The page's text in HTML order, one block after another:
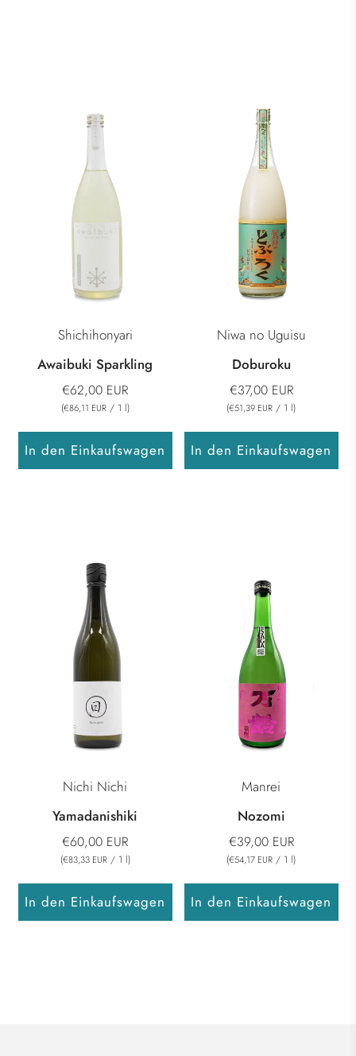
Shichihonyari
Awaibuki Sparkling
€62,00 EUR
(€86,11 EUR / 1 l)
In den Einkaufswagen
Niwa no Uguisu
Doburoku
€37,00 EUR
(€51,39 EUR / 1 l)
In den Einkaufswagen
Nichi Nichi
Yamadanishiki
€60,00 EUR
(€83,33 EUR / 1 l)
In den Einkaufswagen
Manrei
Nozomi
€39,00 EUR
(€54,17 EUR / 1 l)
In den Einkaufswagen